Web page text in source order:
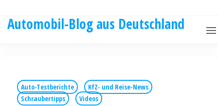
Automobil-Blog aus Deutschland
Auto-Testberichte
KfZ- und Reise-News
Schraubertipps
Videos